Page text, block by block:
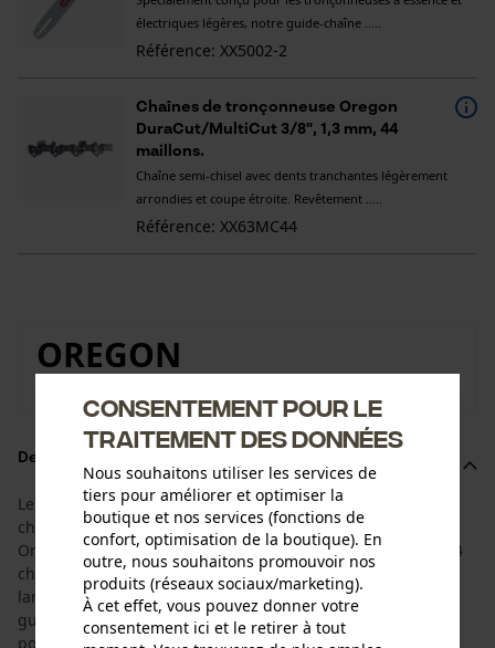
électriques légères, notre guide-chaîne .....
Référence: XX5002-2
Chaînes de tronçonneuse Oregon
DuraCut/MultiCut 3/8", 1,3 mm, 44
maillons.
Chaîne semi-chisel avec dents tranchantes légèrement
arrondies et coupe étroite. Revêtement .....
Référence: XX63MC44
OREGON
Description du produit
Le kit est adapté à la durée de vie du guide-chaîne et de la
chaîne de tronçonneuse. Il comprend le guide-chaîne
Oregon AdvanceCut d'une longueur de coupe de 30 cm et 4
chaînes de tronçonneuse Oregon DuraCut/MultiCut d'une
largeur de maillon de 1,3 mm et d'un pas de 3/8" Hobby. Le
guide-chaîne AdvanceCut d'Oregon est robuste, avec une
pointe à rivets multiples et un petit rayon ...
Consentement pour le
traitement des données
Nous souhaitons utiliser les services de
tiers pour améliorer et optimiser la
boutique et nos services (fonctions de
confort, optimisation de la boutique). En
outre, nous souhaitons promouvoir nos
produits (réseaux sociaux/marketing).
À cet effet, vous pouvez donner votre
consentement ici et le retirer à tout